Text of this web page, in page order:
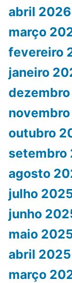
abril 2026
março
fevereiro
janeiro
outubro
setembro
agosto
julho
junho
maio
abril 2025
março